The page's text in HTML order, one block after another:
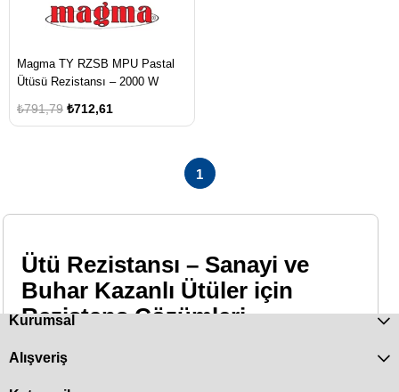
Magma TY RZSB MPU Pastal
Ütüsü Rezistansı – 2000 W
₺712,61
₺791,79
1
Ütü Rezistansı – Sanayi ve
Buhar Kazanlı Ütüler için
Rezistans Çözümleri
Sanayi tipi pres ütülerden buhar makinesi sistemlerine
Kurumsal
Alışveriş